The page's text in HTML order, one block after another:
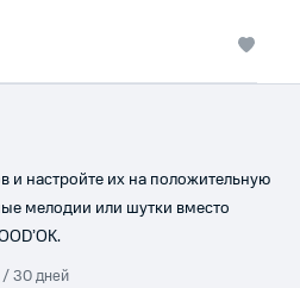
и настройте их на положительную
мелодии или шутки вместо
/ 30 дней